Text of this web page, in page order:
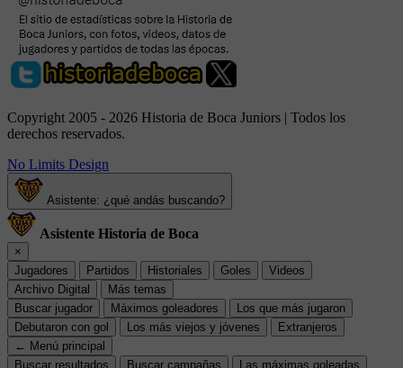
Copyright 2005 - 2026 Historia de Boca Juniors | Todos los
derechos reservados.
No Limits Design
Asistente: ¿qué andás buscando?
Asistente Historia de Boca
×
Jugadores
Partidos Historiales Goles
Videos
Archivo Digital
Más temas
Buscar jugador
Máximos goleadores
Los que más jugaron
Debutaron con gol
Los más viejos y jóvenes
Extranjeros
← Menú principal
Buscar resultados
Buscar campañas
Las máximas goleadas